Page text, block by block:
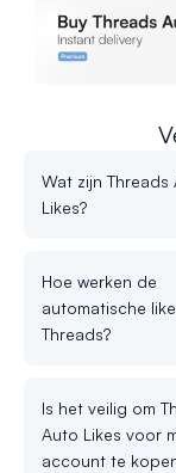
Wat zijn Threads
Likes?
Hoe werken de
automatische
Threads?
Is het veilig om
Auto Likes voor
account te